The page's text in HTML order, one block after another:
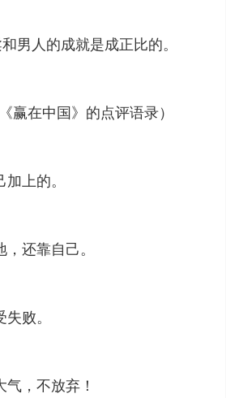
人的成就是成正比的。
在中国》的点评语录）
上的。
还靠自己。
败。
，不放弃！